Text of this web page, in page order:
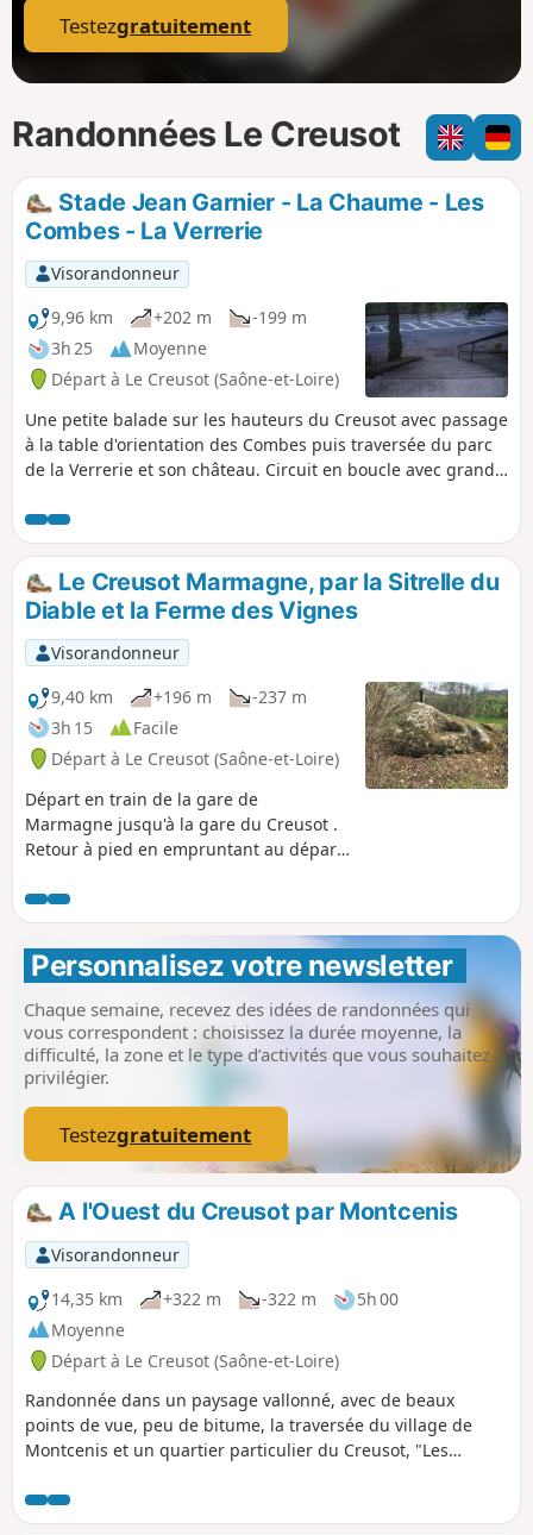
Testezgratuitement
Randonnées Le Creusot
Stade Jean Garnier - La Chaume - Les
Combes - La Verrerie
Visorandonneur
9,96 km
+202 m
-199 m
3h 25
Moyenne
Départ à Le Creusot (Saône-et-Loire)
Une petite balade sur les hauteurs du Creusot avec passage
à la table d'orientation des Combes puis traversée du parc
de la Verrerie et son château. Circuit en boucle avec grand
Le Creusot Marmagne, par la Sitrelle du
Diable et la Ferme des Vignes
Visorandonneur
9,40 km
+196 m
-237 m
3h 15
Facile
Départ à Le Creusot (Saône-et-Loire)
Départ en train de la gare de
Marmagne jusqu'à la gare du Creusot .
Retour à pied en empruntant au départ
train des Combes, puis chemin en sous-
bois. Arrivée à la gare de Marmagne.
Personnalisez votre newsletter
Chaque semaine, recevez des idées de randonnées qui
vous correspondent : choisissez la durée moyenne, la
difficulté, la zone et le type d’activités que vous souhaitez
privilégier.
Testezgratuitement
A l'Ouest du Creusot par Montcenis
Visorandonneur
14,35 km
+322 m -322 m
5h 00
Moyenne
Départ à Le Creusot (Saône-et-Loire)
Randonnée dans un paysage vallonné, avec de beaux
points de vue, peu de bitume, la traversée du village de
Montcenis et un quartier particulier du Creusot, "Les